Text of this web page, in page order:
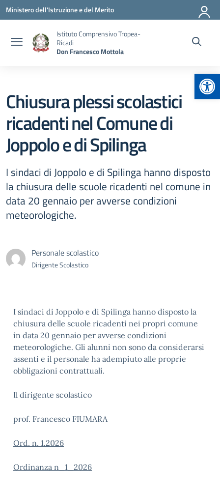
Vai ai contenuti
Vai al menu di navigazione
Vai al footer
Ministero dell'Istruzione e del Merito
Istituto Comprensivo Tropea-
Ricadi
Don Francesco Mottola
Chiusura plessi scolastici
ricadenti nel Comune di
Joppolo e di Spilinga
I sindaci di Joppolo e di Spilinga hanno disposto
la chiusura delle scuole ricadenti nel comune in
data 20 gennaio per avverse condizioni
meteorologiche.
Personale scolastico
Dirigente Scolastico
I sindaci di Joppolo e di Spilinga hanno disposto la
chiusura delle scuole ricadenti nei propri comune
in data 20 gennaio per avverse condizioni
meteorologiche. Gli alunni non sono da considerarsi
assenti e il personale ha adempiuto alle proprie
obbligazioni contrattuali.
Il dirigente scolastico
prof. Francesco FIUMARA
Ord. n. 1.2026
Ordinanza n_1_2026